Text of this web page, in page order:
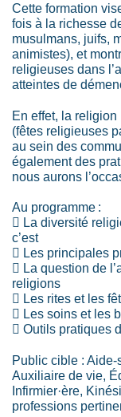
Cette formation
fois à la richesse
musulmans, juifs,
animistes), et
religieuses dans
atteintes de
En effet, la
(fêtes religieuses
au sein des
également des
nous aurons
Au programme :
 La diversité
c’est
 Les principales
 La question de
religions
 Les rites et les
 Les soins et les
 Outils pratiques
Public cible : Aide-
Auxiliaire de vie,
Infirmier·ère,
professions